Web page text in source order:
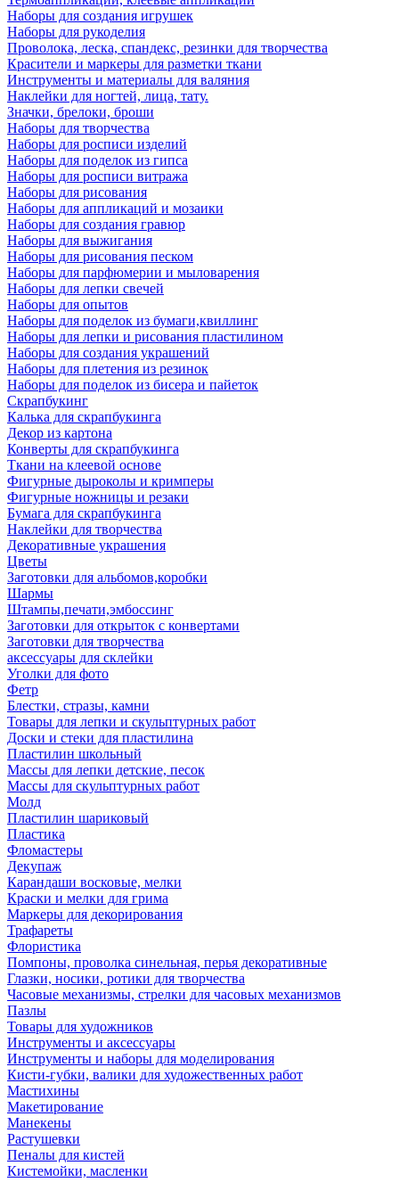
Наборы для создания игрушек
Наборы для рукоделия
Проволока, леска, спандекс, резинки для творчества
Красители и маркеры для разметки ткани
Инструменты и материалы для валяния
Наклейки для ногтей, лица, тату.
Значки, брелоки, броши
Наборы для творчества
Наборы для росписи изделий
Наборы для поделок из гипса
Наборы для росписи витража
Наборы для рисования
Наборы для аппликаций и мозаики
Наборы для создания гравюр
Наборы для выжигания
Наборы для рисования песком
Наборы для парфюмерии и мыловарения
Наборы для лепки свечей
Наборы для опытов
Наборы для поделок из бумаги,квиллинг
Наборы для лепки и рисования пластилином
Наборы для создания украшений
Наборы для плетения из резинок
Наборы для поделок из бисера и пайеток
Скрапбукинг
Калька для скрапбукинга
Декор из картона
Конверты для скрапбукинга
Ткани на клеевой основе
Фигурные дыроколы и кримперы
Фигурные ножницы и резаки
Бумага для скрапбукинга
Наклейки для творчества
Декоративные украшения
Цветы
Заготовки для альбомов,коробки
Шармы
Штампы,печати,эмбоссинг
Заготовки для открыток с конвертами
Заготовки для творчества
аксессуары для склейки
Уголки для фото
Фетр
Блестки, стразы, камни
Товары для лепки и скульптурных работ
Доски и стеки для пластилина
Пластилин школьный
Массы для лепки детские, песок
Массы для скульптурных работ
Молд
Пластилин шариковый
Пластика
Фломастеры
Декупаж
Карандаши восковые, мелки
Краски и мелки для грима
Маркеры для декорирования
Трафареты
Флористика
Помпоны, проволка синельная, перья декоративные
Глазки, носики, ротики для творчества
Часовые механизмы, стрелки для часовых механизмов
Пазлы
Товары для художников
Инструменты и аксессуары
Инструменты и наборы для моделирования
Кисти-губки, валики для художественных работ
Мастихины
Макетирование
Манекены
Растушевки
Пеналы для кистей
Кистемойки, масленки